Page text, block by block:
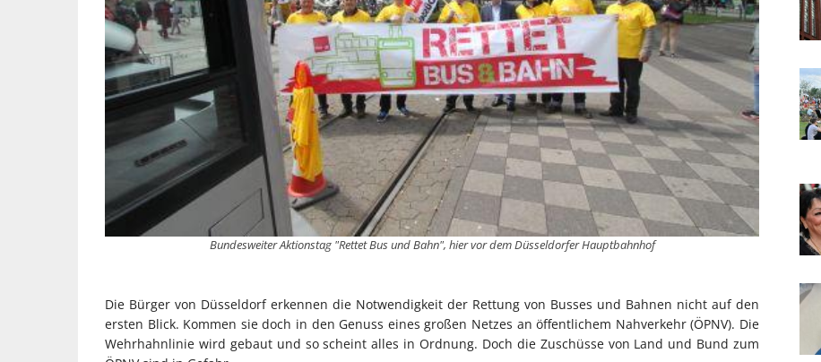
Bundesweiter Aktionstag "Rettet Bus und Bahn", hier vor dem Düsseldorfer Hauptbahnhof
Die Bürger von Düsseldorf erkennen die Notwendigkeit der Rettung von Busses und Bahnen nicht auf den
ersten Blick. Kommen sie doch in den Genuss eines großen Netzes an öffentlichem Nahverkehr (ÖPNV). Die
Wehrhahnlinie wird gebaut und so scheint alles in Ordnung. Doch die Zuschüsse von Land und Bund zum